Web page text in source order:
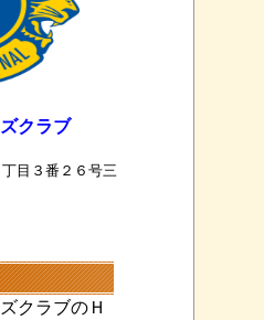
クラブ
目３番２６号三
クラブのＨ